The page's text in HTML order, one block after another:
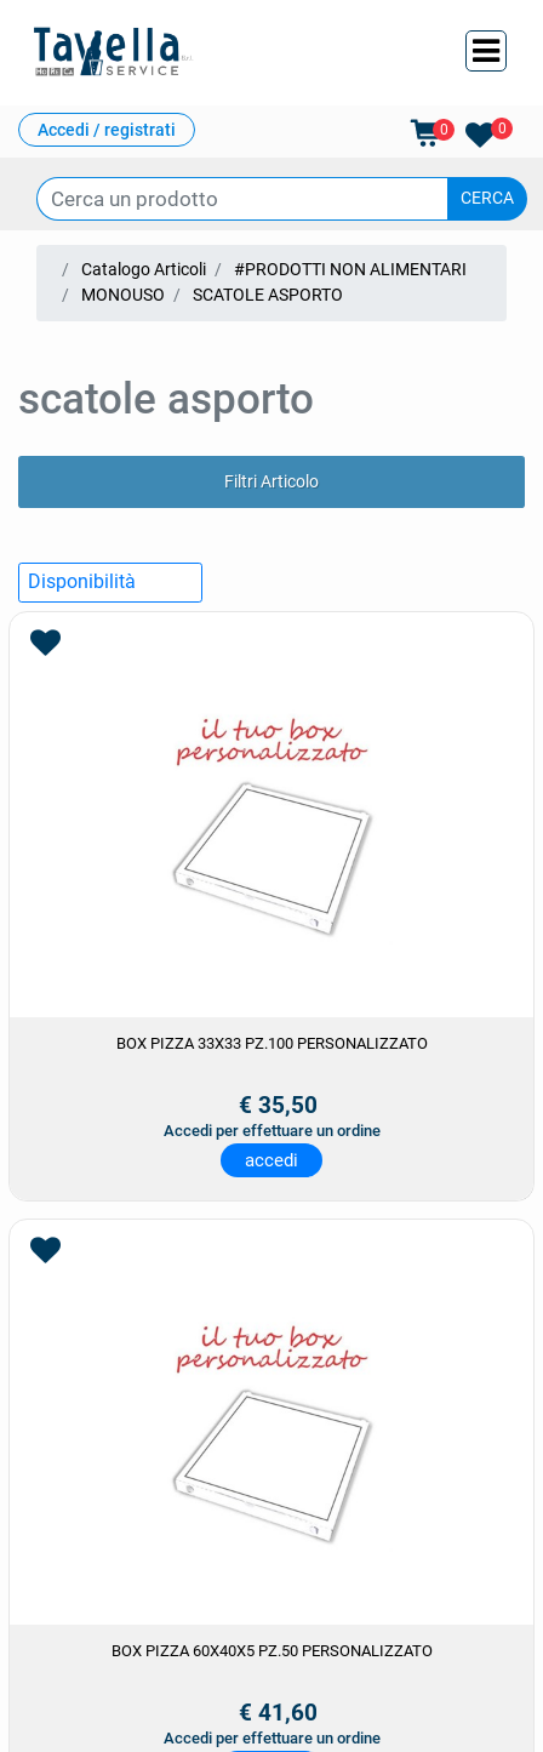
Accedi / registrati 0 0
Catalogo Articoli
#PRODOTTI NON ALIMENTARI
MONOUSO
SCATOLE ASPORTO
scatole asporto
Filtri Articolo
BOX PIZZA 33X33 PZ.100 PERSONALIZZATO
€ 35,50
Accedi per effettuare un ordine
accedi
BOX PIZZA 60X40X5 PZ.50 PERSONALIZZATO
€ 41,60
Accedi per effettuare un ordine